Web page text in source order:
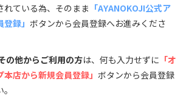
れている為、そのまま 「AYANOKOJI公式ア
録」 ボタンから会員登録へお進みくださ
の他からご利用の方は、何も入力せずに 「オ
店から新規会員登録」 ボタンから会員登録